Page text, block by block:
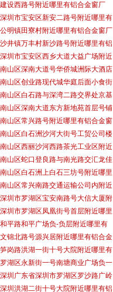
建设西路号附近哪里有铝合金窗厂
深圳市宝安区新安二路号附近哪里有
公明镇田寮村附近哪里有铝合金窗厂
沙井镇万丰村新沙路号附近哪里有铝
深圳市宝安区西乡大道大益广场附近
南山区深南大道号华侨城洲际大酒店
南山区创业路现代城华庭后面小食街
南山区白石路与深湾二路交界处京基
南山区深南大道东方新地苑首层号铺
南山区常兴路号附近哪里有铝合金窗
南山区白石洲沙河大街号工贸公司楼
南山区西丽沙河西路茶光工业区附近
南山区蛇口登良路与南光路交汇龙佳
南山区白石洲上白石三坊号附近哪里
南山区常兴南路交通运输公司内附近
深圳市罗湖区宝安南路号大信大厦附
深圳市罗湖区凤凰街号首层附近哪里
和平路和平广场负-负层附近哪里有
文锦北路号源兴居附近哪里有铝合金
笋岗路洪湖一街十号大院附近哪里有
罗湖区永新街一号南塘商业广场负一
深圳广东省深圳市罗湖区罗沙路广岭
深圳洪湖二街十号大院附近哪里有铝